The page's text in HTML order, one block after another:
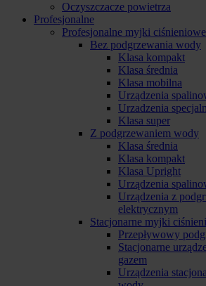
Oczyszczacze powietrza
Profesjonalne
Profesjonalne myjki ciśnieniowe
Bez podgrzewania wody
Klasa kompakt
Klasa średnia
Klasa mobilna
Urządzenia
Urzadzenia
Klasa super
Z podgrzewaniem wody
Klasa średnia
Klasa kompakt
Klasa Upright
Urządzenia
Urządzenia z
elektrycznym
Stacjonarne myjki
Przepływowy
Stacjonarne
gazem
Urządzenia